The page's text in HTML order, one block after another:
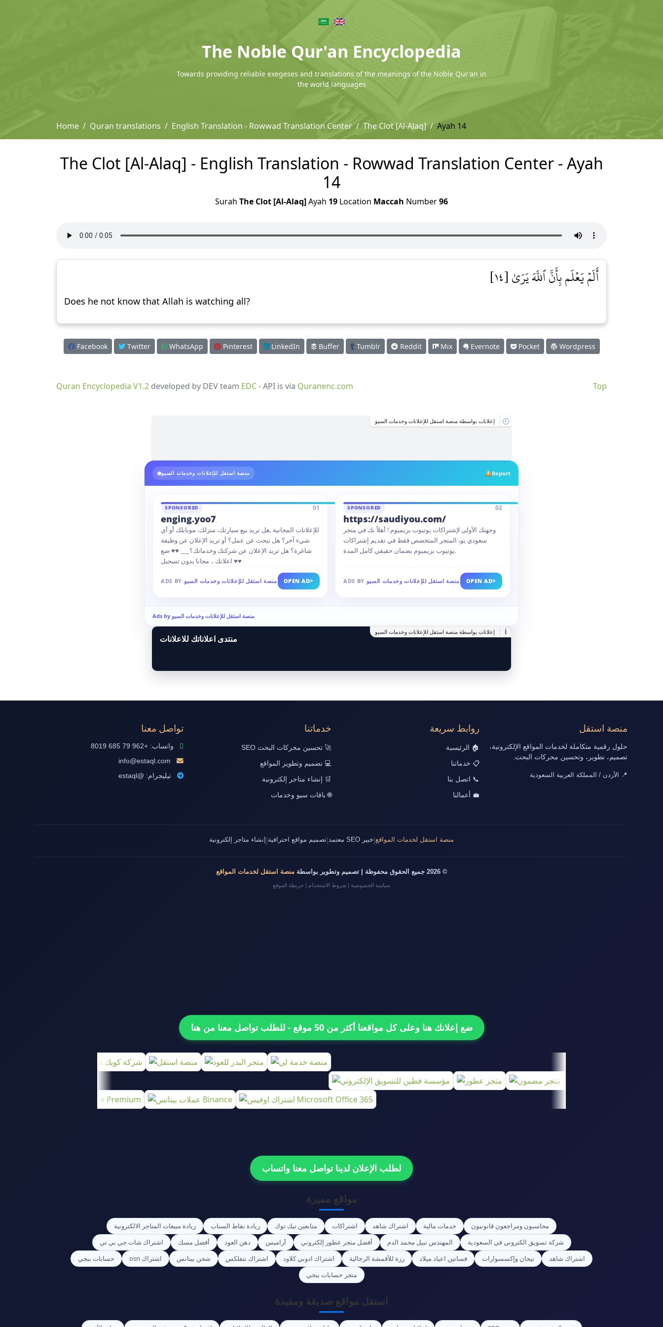
The Noble Qur'an Encyclopedia
Towards providing reliable exegeses and translations of the meanings of the Noble Qur'an in
the world languages
Home Quran translations English Translation - Rowwad Translation Center The Clot [Al-Alaq] Ayah 14
The Clot [Al-Alaq] - English Translation - Rowwad Translation Center - Ayah
14
Surah The Clot [Al-Alaq]Ayah 19 Location Maccah Number96
أَلَمۡ يَعۡلَم بِأَنَّ ٱللَّهَ يَرَىٰ [١٤]
Does he not know that Allah is watching all?
Facebook Twitter WhatsApp Pinterest LinkedIn Buffer Tumblr Reddit Mix Evernote Pocket Wordpress
Top
Quran Encyclopedia V1.2 developed by DEV team EDC- API is via Quranenc.com
إعلانات بواسطة منصة استقل للإعلانات وخدمات السيو i
منصة استقل للإعلانات وخدمات السيو Report
SPONSORED 01
enging.yoo7
للإعلانات المجانية ,هل تريد بيع سيارتك، منزلك، موبايلك أو أي
شيء آخر؟ هل تبحث عن عمل؟ أو تريد الإعلان عن وظيفة
شاغرة؟ هل تريد الإعلان عن شركتك وخدماتك؟___ ♥♥ ضع
اعلانك .. مجانا بدون تسجيل ♥♥
ADS BY منصة استقل للإعلانات وخدمات السيو OPEN AD>
SPONSORED 02
https://saudiyou.com/
وجهتك الأولى لإشتراكات يوتيوب بريميوم ! أهلاً بك في متجر
سعودي يو، المتجر المتخصص فقط في تقديم إشتراكات
يوتيوب بريميوم بضمان حقيقي كامل المدة.
ADS BY منصة استقل للإعلانات وخدمات السيو OPEN AD>
Ads by منصة استقل للإعلانات وخدمات السيو
إعلانات بواسطة منصة استقل للإعلانات وخدمات السيو
i
منتدى اعلاناتك للاعلانات
منصة استقل
حلول رقمية متكاملة لخدمات المواقع الإلكترونية،
تصميم، تطوير، وتحسين محركات البحث.
📍 الأردن / المملكة العربية السعودية
روابط سريعة
🏠 الرئيسية
📋 خدماتنا
📞 اتصل بنا
💼 أعمالنا
خدماتنا
🚀 تحسين محركات البحث SEO
💻 تصميم وتطوير المواقع
🛒 إنشاء متاجر إلكترونية
🌐 باقات سيو وخدمات
تواصل معنا
واتساب: +962 79 685 8019
info@estaql.com
تيليجرام: @estaql
منصة استقل لخدمات المواقع خبير SEO معتمد تصميم مواقع احترافية إنشاء متاجر إلكترونية
© 2026 جميع الحقوق محفوظة | تصميم وتطوير بواسطة منصة استقل لخدمات المواقع
سياسة الخصوصية | شروط الاستخدام | خريطة الموقع
ضع إعلانك هنا وعلى كل مواقعنا أكثر من 50 موقع - للطلب تواصل معنا من هنا
لطلب الإعلان لدينا تواصل معنا واتساب
مواقع مميزة
محاسبون ومراجعون قانونيون خدمات مالية اشتراك شاهد اشتراكات متابعين تيك توك زيادة نقاط السناب
زيادة مبيعات المتاجر الالكترونية
شركة تسويق الكتروني في السعودية
المهندس نبيل محمد الدم أفضل متجر عطور إلكتروني أراميس دهن العود أفضل مسك
اشتراك شات جي بي تي
اشتراك شاهد
تيجان وإكسسوارات فساتين اعياد ميلاد رزة للأقمشة الرجالية اشتراك ادوبي كلاود اشتراك نتفلكس شحن بينانس اشتراك osn
حسابات ببجي
متجر حسابات ببجي
استقل مواقع صديقة ومفيدة